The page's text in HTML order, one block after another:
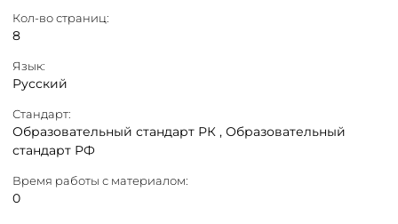
Кол-во страниц:
8
Язык:
Русский
Стандарт:
Образовательный стандарт РК , Образовательный
стандарт РФ
Время работы с материалом:
0